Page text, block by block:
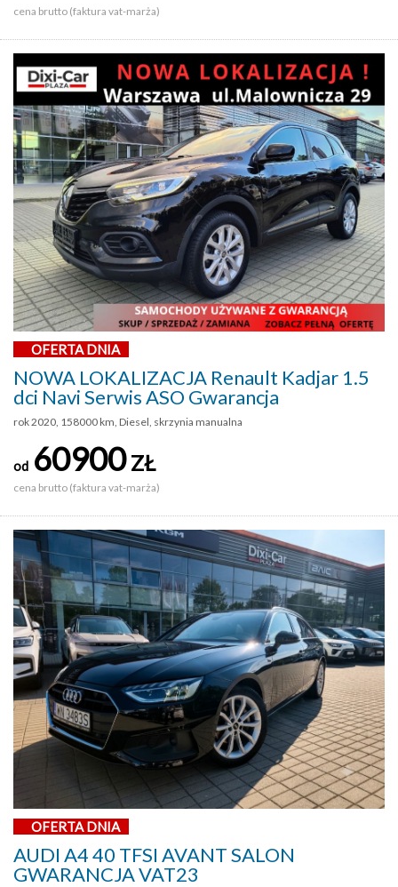
cena brutto (faktura vat-marża)
OFERTA DNIA
NOWA LOKALIZACJA Renault Kadjar 1.5
dci Navi Serwis ASO Gwarancja
rok 2020, 158000 km, Diesel, skrzynia manualna
od 60900ZŁ
cena brutto (faktura vat-marża)
OFERTA DNIA
AUDI A4 40 TFSI AVANT SALON
GWARANCJA VAT23